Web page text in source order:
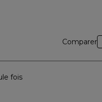
Comparer
fois